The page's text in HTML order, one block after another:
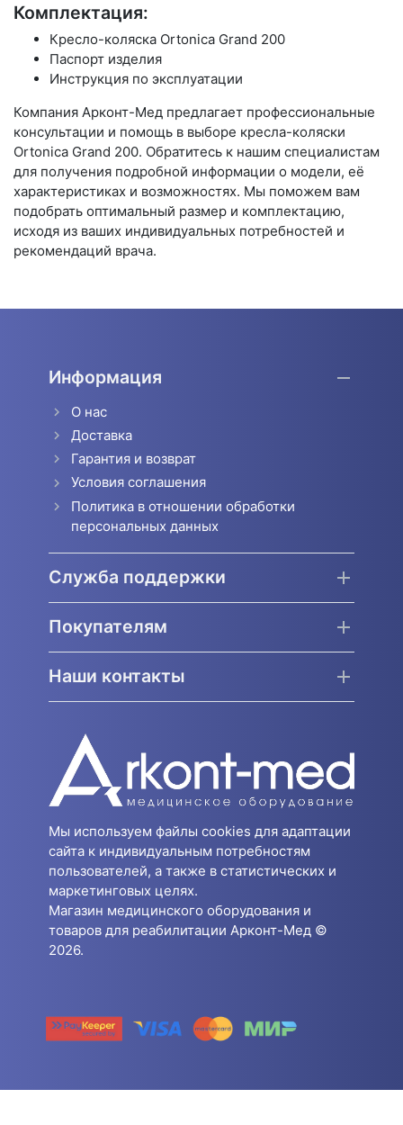
Комплектация:
Кресло-коляска Ortonica Grand 200
Паспорт изделия
Инструкция по эксплуатации
Компания Арконт-Мед предлагает профессиональные
консультации и помощь в выборе кресла-коляски
Ortonica Grand 200. Обратитесь к нашим специалистам
для получения подробной информации о модели, её
характеристиках и возможностях. Мы поможем вам
подобрать оптимальный размер и комплектацию,
исходя из ваших индивидуальных потребностей и
рекомендаций врача.
Информация
О нас
Доставка
Гарантия и возврат
Условия соглашения
Политика в отношении обработки
персональных данных
Служба поддержки
Покупателям
Наши контакты
Мы используем файлы cookies для адаптации
сайта к индивидуальным потребностям
пользователей, а также в статистических и
маркетинговых целях.
Магазин медицинского оборудования и
товаров для реабилитации Арконт-Мед ©
2026.